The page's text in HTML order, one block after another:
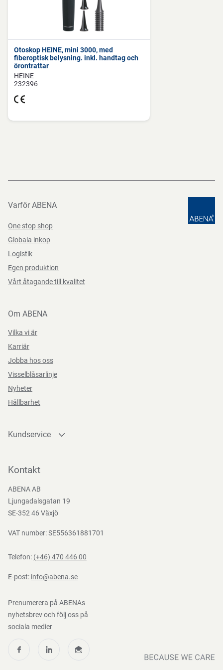
Förvara rent och torrt.
Direktiv, förordningar och lagstiftning
93/42/EEC
Otoskop HEINE, mini 3000, med
fiberoptisk belysning. inkl. handtag och
örontrattar
HEINE
232396
Varför ABENA
One stop shop
Globala inkop
Logistik
Egen produktion
Vårt åtagande till kvalitet
Om ABENA
Vilka vi är
Karriär
Jobba hos oss
Visselblåsarlinje
Nyheter
Hållbarhet
Kundservice
Bli kund
Nedladdningar
Kontakt
ABENA AB
Ljungadalsgatan 19
SE-352 46 Växjö
VAT number: SE556361881701
Telefon: (+46) 470 446 00
E-post: info@abena.se
Prenumerera på ABENAs
nyhetsbrev och följ oss på
sociala medier